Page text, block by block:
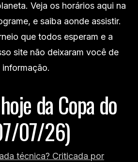
Veja os horários aqui na
e saiba aonde assistir.
que todos esperam e a
site não deixaram você de
da Copa do
07/26)
técnica? Criticada por